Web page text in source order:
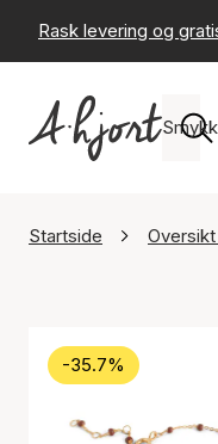
Rask levering og
Startside
-35.7%